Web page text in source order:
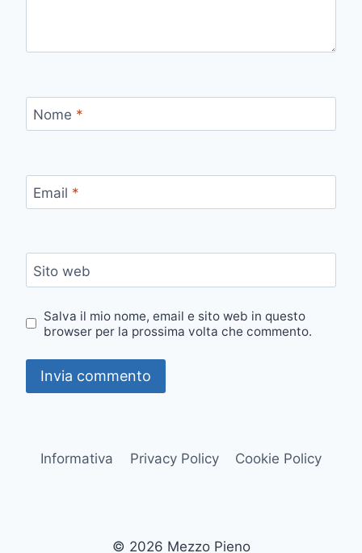
Nome *
Email *
Sito web
Salva il mio nome, email e sito web in questo
browser per la prossima volta che commento.
Informativa Privacy Policy Cookie Policy
© 2026 Mezzo Pieno